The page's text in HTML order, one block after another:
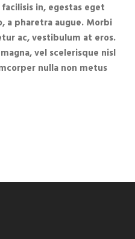
in, egestas eget
a pharetra augue. Morbi
ac, vestibulum at eros.
vel scelerisque nisl
nulla non metus